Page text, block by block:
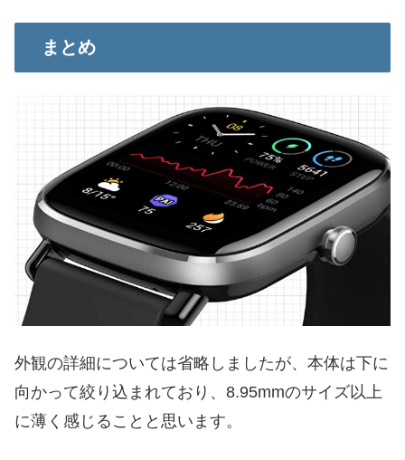
まとめ
外観の詳細については省略しましたが、本体は下に
向かって絞り込まれており、8.95mmのサイズ以上
に薄く感じることと思います。